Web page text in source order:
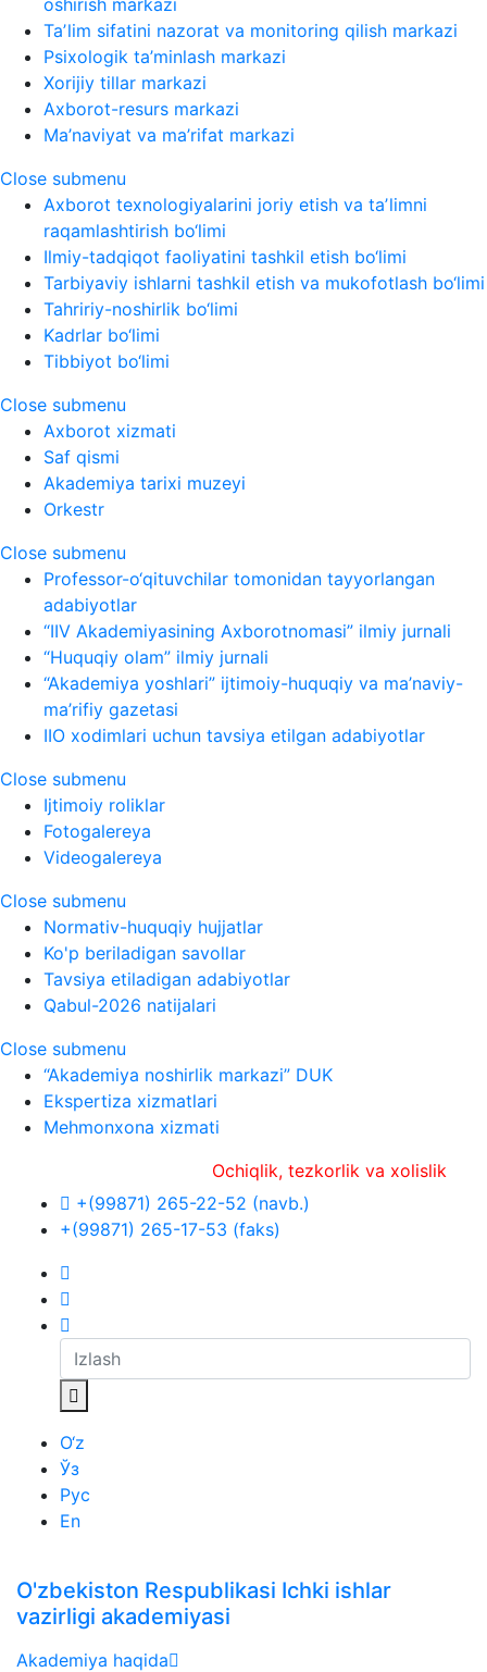
oshirish markazi
Taʼlim sifatini nazorat va monitoring qilish markazi
Psixologik ta’minlash markazi
Xorijiy tillar markazi
Axborot-resurs markazi
Ma’naviyat va ma’rifat markazi
Close submenu
Axborot texnologiyalarini joriy etish va taʼlimni
raqamlashtirish bo‘limi
Ilmiy-tadqiqot faoliyatini tashkil etish bo‘limi
Tarbiyaviy ishlarni tashkil etish va mukofotlash bo‘limi
Tahririy-noshirlik bo‘limi
Kadrlar bo‘limi
Tibbiyot bo‘limi
Close submenu
Axborot xizmati
Saf qismi
Akademiya tarixi muzeyi
Orkestr
Close submenu
Professor-o‘qituvchilar tomonidan tayyorlangan
adabiyotlar
“IIV Akademiyasining Axborotnomasi” ilmiy jurnali
“Huquqiy olam” ilmiy jurnali
“Akademiya yoshlari” ijtimoiy-huquqiy va ma’naviy-
ma’rifiy gazetasi
IIO xodimlari uchun tavsiya etilgan adabiyotlar
Close submenu
Ijtimoiy roliklar
Fotogalereya
Videogalereya
Close submenu
Normativ-huquqiy hujjatlar
Ko'p beriladigan savollar
Tavsiya etiladigan adabiyotlar
Qabul-2026 natijalari
Close submenu
“Akademiya noshirlik markazi” DUK
Ekspertiza xizmatlari
Mehmonxona xizmati
Ochiqlik, tezkorlik va xolislik
+(99871) 265-22-52 (navb.)
+(99871) 265-17-53 (faks)
O‘z
Ўз
Рус
En
O'zbekiston Respublikasi Ichki ishlar
vazirligi akademiyasi
Akademiya haqida